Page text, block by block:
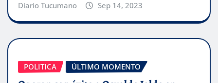
Diario Tucumano Sep 14, 2023
POLITICA ÚLTIMO MOMENTO